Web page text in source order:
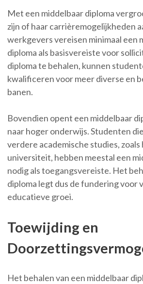
Met een middelbaar diploma
zijn of haar carrièremogelijkheden
werkgevers vereisen minimaal een
diploma als basisvereiste voor
diploma te behalen, kunnen
kwalificeren voor meer diverse en
banen.
Bovendien opent een middelbaar
naar hoger onderwijs. Studenten
verdere academische studies,
universiteit, hebben meestal een
nodig als toegangsvereiste. Het
diploma legt dus de fundering voor
educatieve groei.
Toewijding en
Het behalen van een middelbaar